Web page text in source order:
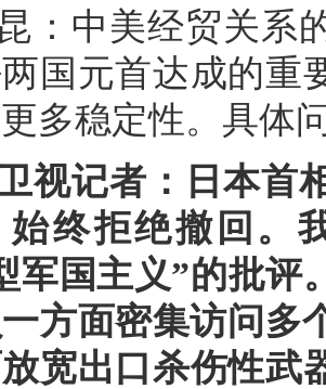
：中美经贸关系
国元首达成的重
多稳定性。具体
视记者：日本首
始终拒绝撤回。
军国主义”的批评
方面密集访问多
宽出口杀伤性武